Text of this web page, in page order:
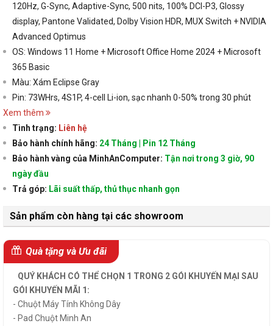
120Hz, G-Sync, Adaptive-Sync, 500 nits, 100% DCI-P3, Glossy
display, Pantone Validated, Dolby Vision HDR, MUX Switch + NVIDIA
Advanced Optimus
OS: Windows 11 Home + Microsoft Office Home 2024 + Microsoft
365 Basic
Màu: Xám Eclipse Gray
Pin: 73WHrs, 4S1P, 4-cell Li-ion, sạc nhanh 0-50% trong 30 phút
Xem thêm
Tình trạng: Liên hệ
Bảo hành chính hãng: 24 Tháng | Pin 12 Tháng
Bảo hành vàng của MinhAnComputer: Tận nơi trong 3 giờ, 90
ngày đầu
Trả góp: Lãi suất thấp, thủ thục nhanh gọn
Sản phẩm còn hàng tại các showroom
Quà tặng và Ưu đãi
QUÝ KHÁCH CÓ THỂ CHỌN 1 TRONG 2 GÓI KHUYẾN MẠI SAU
GÓI KHUYẾN MÃI 1:
- Chuột Máy Tính Không Dây
- Pad Chuột Minh An